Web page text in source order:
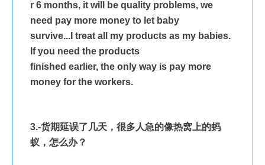
r 6 months, it will be quality problems, we
need pay more money to let baby
survive...I treat all my products as my babies.
If you need the products
finished earlier, the only way is pay more
money for the workers.
3.-货期延误了几天，很多人急的像热窝上的蚂
蚁，怎么办？